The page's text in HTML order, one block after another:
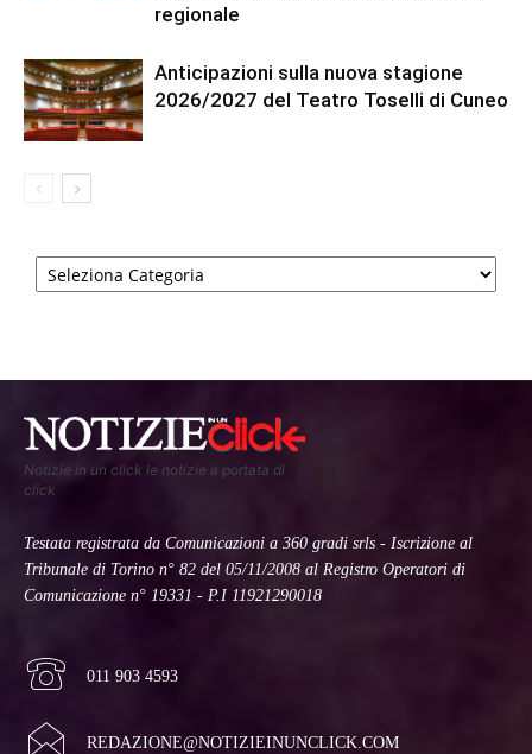
regionale
Anticipazioni sulla nuova stagione
2026/2027 del Teatro Toselli di Cuneo
Categorie
Notizie in un click le notizie a portata di
click
Testata registrata da Comunicazioni a 360 gradi srls - Iscrizione al
Tribunale di Torino n° 82 del 05/11/2008 al Registro Operatori di
Comunicazione n° 19331 - P.I 11921290018
011 903 4593
REDAZIONE@NOTIZIEINUNCLICK.COM